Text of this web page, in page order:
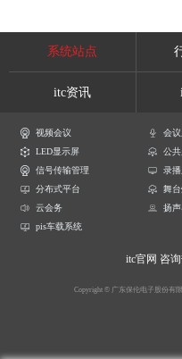
系统站点
itc资讯
视频会议 会
LED显示屏
公
信号传输管理
录
分布式平台
舞
云会务
扬
pis车载系统
itc官网 咨
Copyright © 广东保伦电子股份有限